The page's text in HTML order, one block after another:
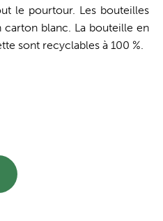
le pourtour. Les bouteilles
carton blanc. La bouteille en
sont recyclables à 100 %.